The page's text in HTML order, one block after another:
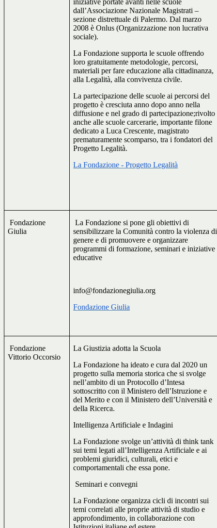
iniziative portate avanti nelle scuole
dall’Associazione Nazionale Magistrati –
sezione distrettuale di Palermo. Dal marzo
2008 è Onlus (Organizzazione non lucrativa
sociale).
La Fondazione supporta le scuole offrendo
loro gratuitamente metodologie, percorsi,
materiali per fare educazione alla cittadinanza,
alla Legalità, alla convivenza civile.
La partecipazione delle scuole ai percorsi del
progetto è cresciuta anno dopo anno nella
diffusione e nel grado di partecipazione;rivolto
anche alle scuole carcerarie, importante filone
dedicato a Luca Crescente, magistrato
prematuramente scomparso, tra i fondatori del
Progetto Legalità.
La Fondazione - Progetto Legalità
Fondazione
Giulia
La Fondazione si pone gli obiettivi di
sensibilizzare la Comunità contro la violenza di
genere e di promuovere e organizzare
programmi di formazione, seminari e iniziative
educative
info@fondazionegiulia.org
Fondazione Giulia
Fondazione
Vittorio Occorsio
La Giustizia adotta la Scuola
La Fondazione ha ideato e cura dal 2020 un
progetto sulla memoria storica che si svolge
nell’ambito di un Protocollo d’Intesa
sottoscritto con il Ministero dell’Istruzione e
del Merito e con il Ministero dell’Università e
della Ricerca.
Intelligenza Artificiale e Indagini
La Fondazione svolge un’attività di think tank
sui temi legati all’Intelligenza Artificiale e ai
problemi giuridici, culturali, etici e
comportamentali che essa pone.
Seminari e convegni
La Fondazione organizza cicli di incontri sui
temi correlati alle proprie attività di studio e
approfondimento, in collaborazione con